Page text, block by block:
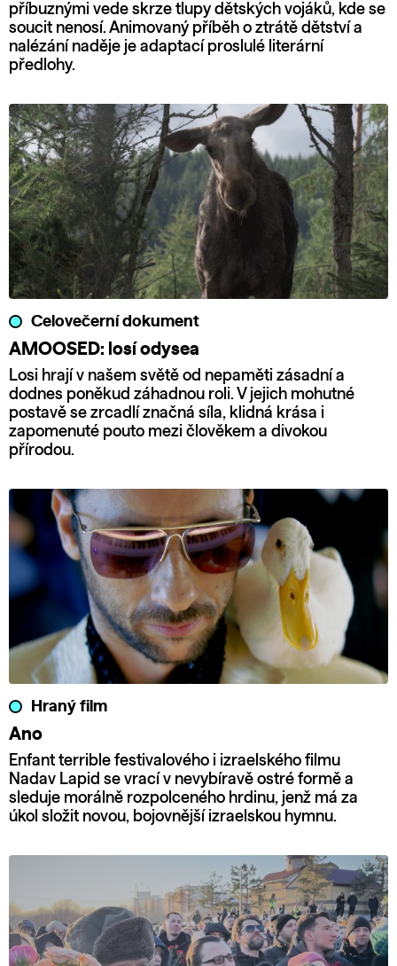
příbuznými vede skrze tlupy dětských vojáků, kde se
soucit nenosí. Animovaný příběh o ztrátě dětství a
nalézání naděje je adaptací proslulé literární
předlohy.
Celovečerní dokument
AMOOSED: losí odysea
Losi hrají v našem světě od nepaměti zásadní a
dodnes poněkud záhadnou roli. V jejich mohutné
postavě se zrcadlí značná síla, klidná krása i
zapomenuté pouto mezi člověkem a divokou
přírodou.
Hraný film
Ano
Enfant terrible festivalového i izraelského filmu
Nadav Lapid se vrací v nevybíravě ostré formě a
sleduje morálně rozpolceného hrdinu, jenž má za
úkol složit novou, bojovnější izraelskou hymnu.